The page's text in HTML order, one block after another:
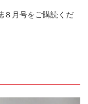
８月号をご購読くだ